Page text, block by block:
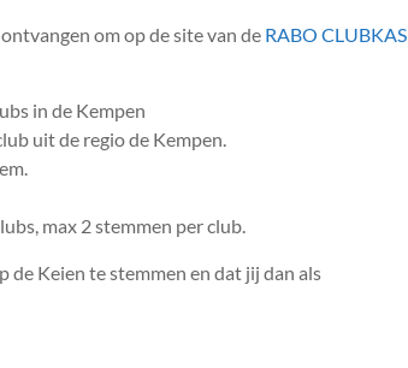
om op de site van de RABO CLUBKAS
in de Kempen
uit de regio de Kempen.
max 2 stemmen per club.
de Keien te stemmen en dat jij dan als